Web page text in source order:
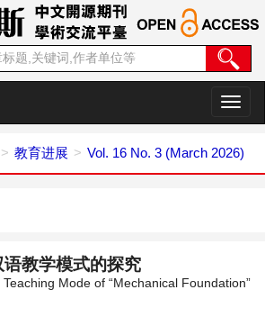
切
换
航
教育进展 Vol. 16 No. 3 (March 2026)
教学模式的探究
Mode of “Mechanical Foundation”